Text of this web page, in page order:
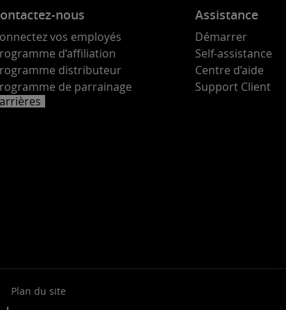
nous
vos employés
d’affiliation
distributeur
de parrainage
Assistance
Démarrer
Self-assistance
Centre d’aide
Support Client
Plan du site